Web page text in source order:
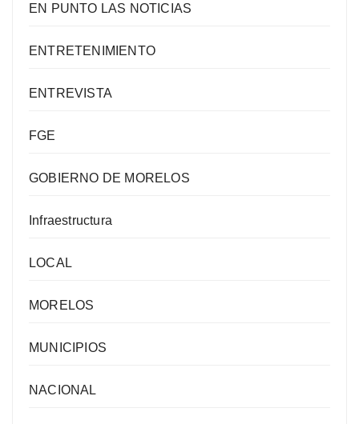
EN PUNTO LAS NOTICIAS
ENTRETENIMIENTO
ENTREVISTA
FGE
GOBIERNO DE MORELOS
Infraestructura
LOCAL
MORELOS
MUNICIPIOS
NACIONAL